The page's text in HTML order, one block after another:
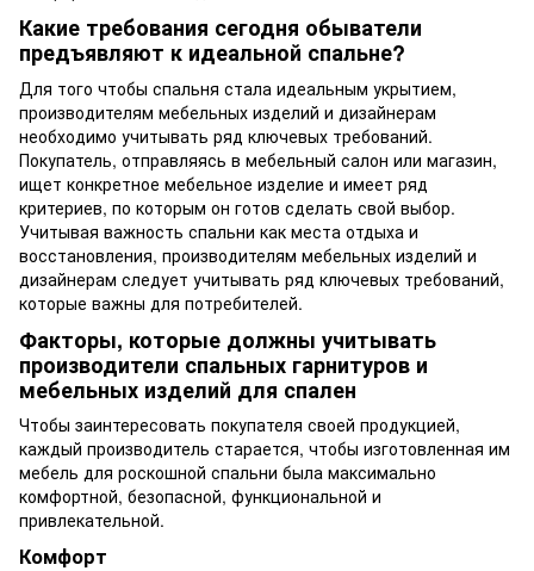
Какие требования сегодня обыватели
предъявляют к идеальной спальне?
Для того чтобы спальня стала идеальным укрытием,
производителям мебельных изделий и дизайнерам
необходимо учитывать ряд ключевых требований.
Покупатель, отправляясь в мебельный салон или магазин,
ищет конкретное мебельное изделие и имеет ряд
критериев, по которым он готов сделать свой выбор.
Учитывая важность спальни как места отдыха и
восстановления, производителям мебельных изделий и
дизайнерам следует учитывать ряд ключевых требований,
которые важны для потребителей.
Факторы, которые должны учитывать
производители спальных гарнитуров и
мебельных изделий для спален
Чтобы заинтересовать покупателя своей продукцией,
каждый производитель старается, чтобы изготовленная им
мебель для роскошной спальни была максимально
комфортной, безопасной, функциональной и
привлекательной.
Комфорт